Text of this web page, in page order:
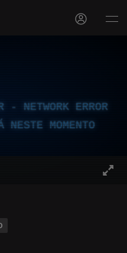
- NETWORK ERROR
NESTE MOMENTO